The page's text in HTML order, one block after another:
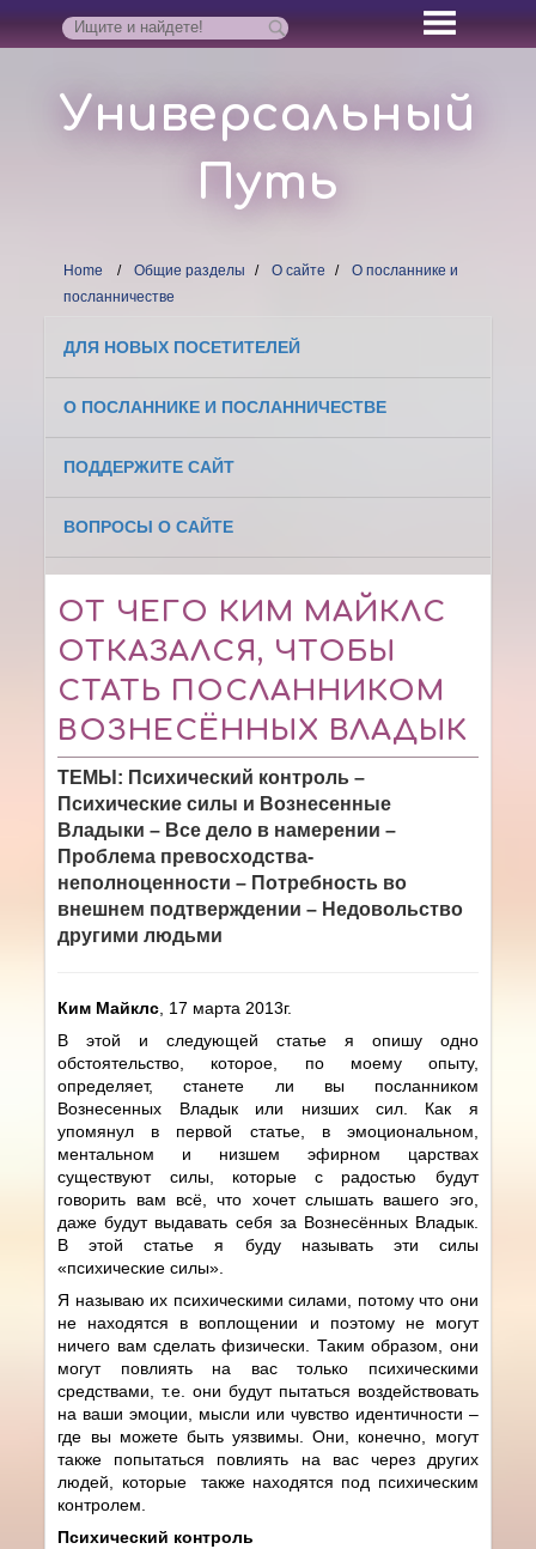
Универсальный
Путь
Home Общие разделы О сайте
О посланнике и
посланничестве
ДЛЯ НОВЫХ ПОСЕТИТЕЛЕЙ
О ПОСЛАННИКЕ И ПОСЛАННИЧЕСТВЕ
ПОДДЕРЖИТЕ САЙТ
ВОПРОСЫ О САЙТЕ
ОТ ЧЕГО КИМ МАЙКЛС
ОТКАЗАЛСЯ, ЧТОБЫ
СТАТЬ ПОСЛАННИКОМ
ВОЗНЕСЁННЫХ ВЛАДЫК
ТЕМЫ: Психический контроль –
Психические силы и Вознесенные
Владыки – Все дело в намерении –
Проблема превосходства-
неполноценности – Потребность во
внешнем подтверждении – Недовольство
другими людьми
Ким Майклс 17 марта 2013г.
В этой и следующей статье я опишу одно
обстоятельство, которое, по моему опыту,
определяет, станете ли вы посланником
Вознесенных Владык или низших сил. Как я
упомянул в первой статье, в эмоциональном,
ментальном и низшем эфирном царствах
существуют силы, которые с радостью будут
говорить вам всё, что хочет слышать вашего эго,
даже будут выдавать себя за Вознесённых Владык.
В этой статье я буду называть эти силы
«психические силы».
Я называю их психическими силами, потому что они
не находятся в воплощении и поэтому не могут
ничего вам сделать физически. Таким образом, они
могут повлиять на вас только психическими
средствами, т.е. они будут пытаться воздействовать
на ваши эмоции, мысли или чувство идентичности –
где вы можете быть уязвимы. Они, конечно, могут
также попытаться повлиять на вас через других
людей, которые также находятся под психическим
контролем.
Психический контроль